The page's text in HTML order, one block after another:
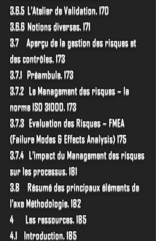
3.6.5 L’Atelier de Validation. 170
3.6.6 Notions diverses. 171
3.7 Aperçu de la gestion des risques et
des contrôles. 173
3.7.1 Préambule. 173
3.7.2 Le Management des risques – la
norme ISO 31000. 173
3.7.3 Evaluation des Risques – FMEA
(Failure Modes & Effects Analysis) 175
3.7.4 L’impact du Management des risques
sur les processus. 181
3.8 Résumé des principaux éléments de
l’axe Méthodologie. 182
4 Les ressources. 185
4.1 Introduction. 185